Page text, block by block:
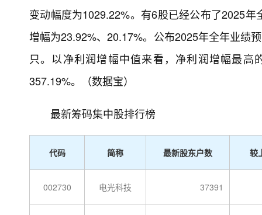
变动幅度为1029.22%。有6股已经公布了2025
增幅为23.92%、20.17%。公布2025年全年业绩
只。以净利润增幅中值来看，净利润增幅最高
357.19%。（数据宝）
最新筹码集中股排行榜
代码 简称 最新股东户数 较
002730 电光科技 37391